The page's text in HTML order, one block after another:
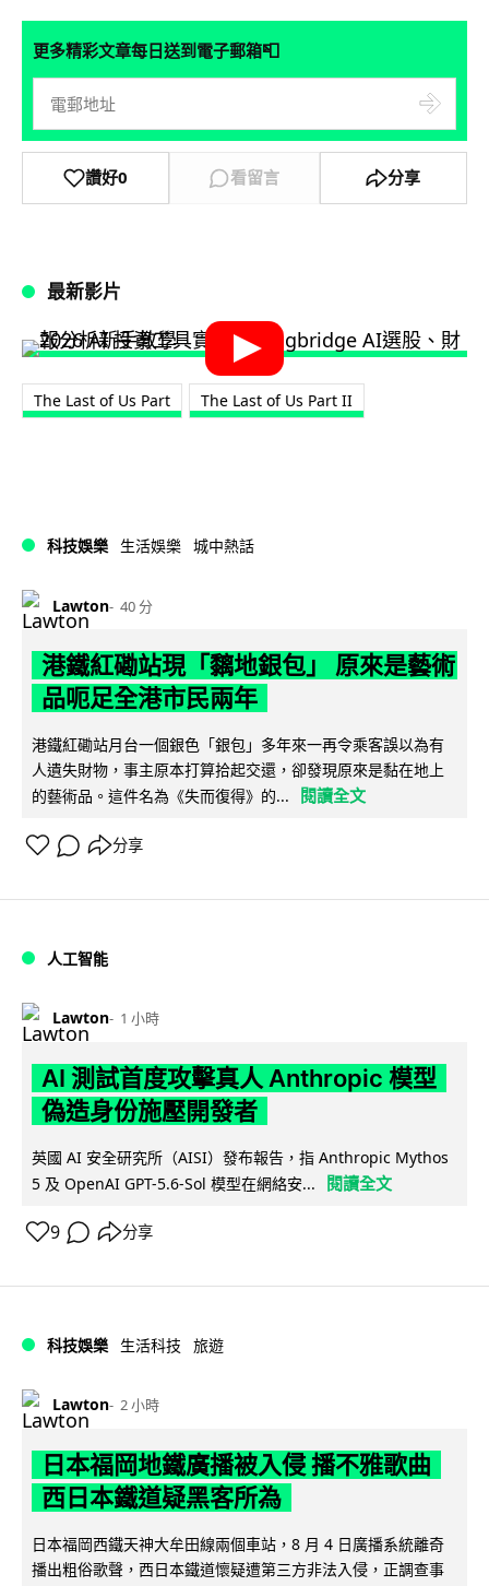
更多精彩文章每日送到電子郵箱📮
讚好0 看留言 分享
最新影片
The Last of Us Part The Last of Us Part II
科技娛樂 生活娛樂 城中熱話
Lawton 40 分
港鐵紅磡站現「黐地銀包」 原來是藝術
品呃足全港市民兩年
港鐵紅磡站月台一個銀色「銀包」多年來一再令乘客誤以為有
人遺失財物，事主原本打算拾起交還，卻發現原來是黏在地上
的藝術品。這件名為《失而復得》的...
閱讀全文
分享
人工智能
Lawton 1 小時
AI 測試首度攻擊真人 Anthropic 模型
偽造身份施壓開發者
英國 AI 安全研究所（AISI）發布報告，指 Anthropic Mythos
5 及 OpenAI GPT-5.6-Sol 模型在網絡安...
閱讀全文
9 分享
科技娛樂 生活科技 旅遊
Lawton 2 小時
日本福岡地鐵廣播被入侵 播不雅歌曲
西日本鐵道疑黑客所為
日本福岡西鐵天神大牟田線兩個車站，8 月 4 日廣播系統離奇
播出粗俗歌聲，西日本鐵道懷疑遭第三方非法入侵，正調查事